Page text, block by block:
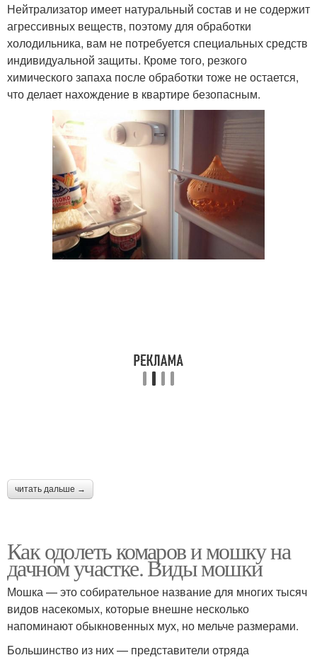
Нейтрализатор имеет натуральный состав и не содержит
агрессивных веществ, поэтому для обработки
холодильника, вам не потребуется специальных средств
индивидуальной защиты. Кроме того, резкого
химического запаха после обработки тоже не остается,
что делает нахождение в квартире безопасным.
читать дальше →
Как одолеть комаров и мошку на
дачном участке. Виды мошки
Мошка — это собирательное название для многих тысяч
видов насекомых, которые внешне несколько
напоминают обыкновенных мух, но мельче размерами.
Большинство из них — представители отряда